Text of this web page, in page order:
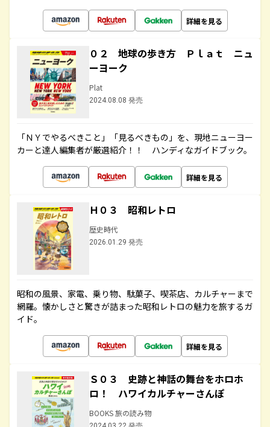
詳細を見る
０２ 地球の歩き方 Ｐｌａｔ ニュ
ーヨーク
Plat
2024.08.08 発売
「ＮＹでやるべきこと」「見るべきもの」を、現地ニューヨー
カーと達人編集者が厳選紹介！！ ハンディなガイドブック。
詳細を見る
Ｈ０３ 昭和レトロ
歴史時代
2026.01.29 発売
昭和の風景、家電、乗り物、駄菓子、喫茶店、カルチャーまで
網羅。懐かしさと驚きが詰まった昭和レトロの魅力を旅するガ
イド。
詳細を見る
Ｓ０３ 史跡と神話の舞台をホロホ
ロ！ ハワイカルチャーさんぽ
BOOKS 旅の読み物